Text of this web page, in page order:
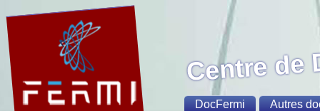
Centre de
DocFermi Autres